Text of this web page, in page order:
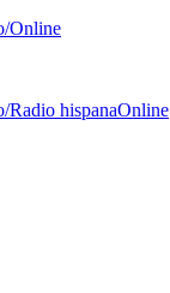
Online
Radio hispanaOnline